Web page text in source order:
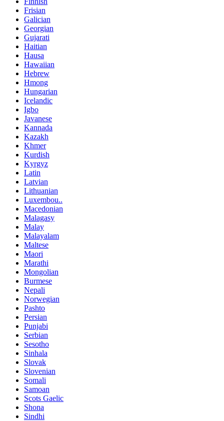
Frisian
Galician
Georgian
Gujarati
Haitian
Hausa
Hawaiian
Hebrew
Hmong
Hungarian
Icelandic
Igbo
Javanese
Kannada
Kazakh
Khmer
Kurdish
Kyrgyz
Latin
Latvian
Lithuanian
Luxembou..
Macedonian
Malagasy
Malay
Malayalam
Maltese
Maori
Marathi
Mongolian
Burmese
Nepali
Norwegian
Pashto
Persian
Punjabi
Serbian
Sesotho
Sinhala
Slovak
Slovenian
Somali
Samoan
Scots Gaelic
Shona
Sindhi